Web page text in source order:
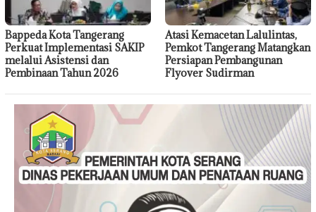
Bappeda Kota Tangerang
Perkuat Implementasi SAKIP
melalui Asistensi dan
Pembinaan Tahun 2026
Atasi Kemacetan Lalulintas,
Pemkot Tangerang Matangkan
Persiapan Pembangunan
Flyover Sudirman